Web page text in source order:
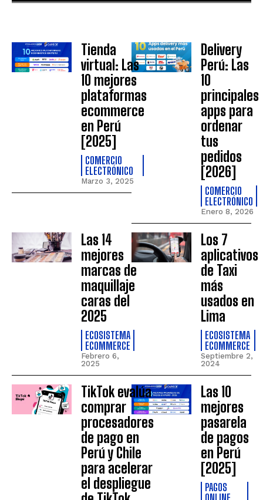
Tienda
virtual: Las
10 mejores
plataformas
ecommerce
en Perú
[2025]
COMERCIO
ELECTRÓNICO
Marzo 3, 2025
Delivery
Perú: Las
10
principales
apps para
ordenar
tus
pedidos
[2026]
COMERCIO
ELECTRÓNICO
Enero 8, 2026
Las 14
mejores
marcas de
maquillaje
caras del
2025
ECOSISTEMA
ECOMMERCE
Febrero 6,
2025
Los 7
aplicativos
de Taxi
más
usados en
Lima
ECOSISTEMA
ECOMMERCE
Septiembre 2,
2024
TikTok evalúa
comprar
procesadores
de pago en
Perú y Chile
para acelerar
el despliegue
Las 10
mejores
pasarela
de pagos
en Perú
[2025]
PAGOS